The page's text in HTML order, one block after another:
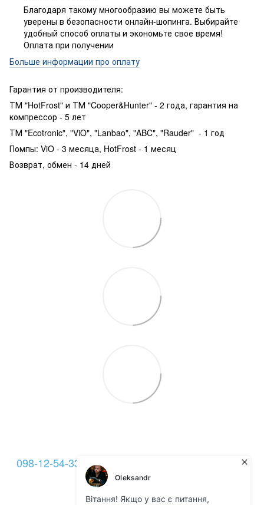
Благодаря такому многообразию вы можете быть
уверены в безопасности онлайн-шопинга. Выбирайте
удобный способ оплаты и экономьте свое время!
Оплата при получении
Больше информации про оплату
Гарантия от производителя:
ТМ "HotFrost" и ТМ "Cooper&Hunter" - 2 года, гарантия на
компрессор - 5 лет
ТМ "Ecotronic", "ViO", "Lanbao", "ABC", "Rauder" - 1 год
Помпы: ViO - 3 месяца, HotFrost - 1 месяц
Возврат, обмен - 14 дней
098-12-54-333 093-12-54-333
Контакты